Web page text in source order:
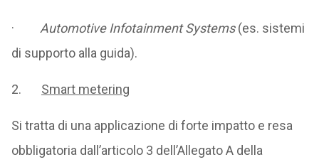
· Automotive Infotainment Systems(es. sistemi
di supporto alla guida).
2. Smart metering
Si tratta di una applicazione di forte impatto e resa
obbligatoria dall’articolo 3 dell’Allegato A della